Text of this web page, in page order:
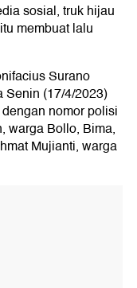
sosial, truk hijau
membuat lalu
Surano
Senin (17/4/2023)
nomor polisi
warga Bollo, Bima,
Mujianti, warga